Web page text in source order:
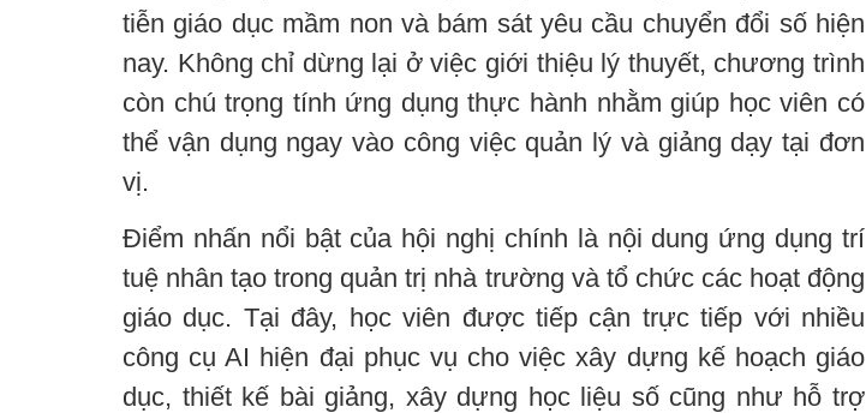
tiễn giáo dục mầm non và bám sát yêu cầu chuyển đổi số hiện
nay. Không chỉ dừng lại ở việc giới thiệu lý thuyết, chương trình
còn chú trọng tính ứng dụng thực hành nhằm giúp học viên có
thể vận dụng ngay vào công việc quản lý và giảng dạy tại đơn
vị.
Điểm nhấn nổi bật của hội nghị chính là nội dung ứng dụng trí
tuệ nhân tạo trong quản trị nhà trường và tổ chức các hoạt động
giáo dục. Tại đây, học viên được tiếp cận trực tiếp với nhiều
công cụ AI hiện đại phục vụ cho việc xây dựng kế hoạch giáo
dục, thiết kế bài giảng, xây dựng học liệu số cũng như hỗ trợ